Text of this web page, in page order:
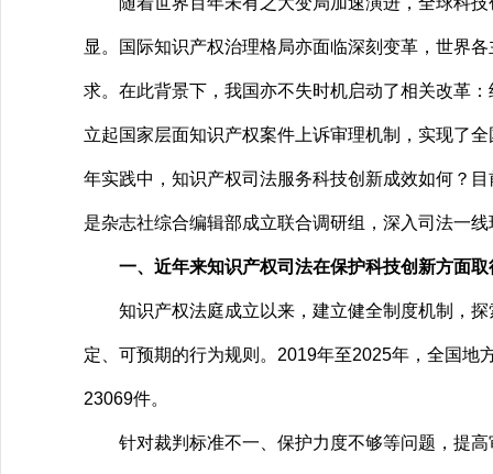
显。国际知识产权治理格局亦面临深刻变革，世界
求。在此背景下，我国亦不失时机启动了相关改革
立起国家层面知识产权案件上诉审理机制，实现了
年实践中，知识产权司法服务科技创新成效如何？
是杂志社综合编辑部成立联合调研组，深入司法一
一、近年来知识产权司法在保护科技创新方面取
知识产权法庭成立以来，建立健全制度机制，探
定、可预期的行为规则。2019年至2025年，全国地
23069件。
针对裁判标准不一、保护力度不够等问题，提高